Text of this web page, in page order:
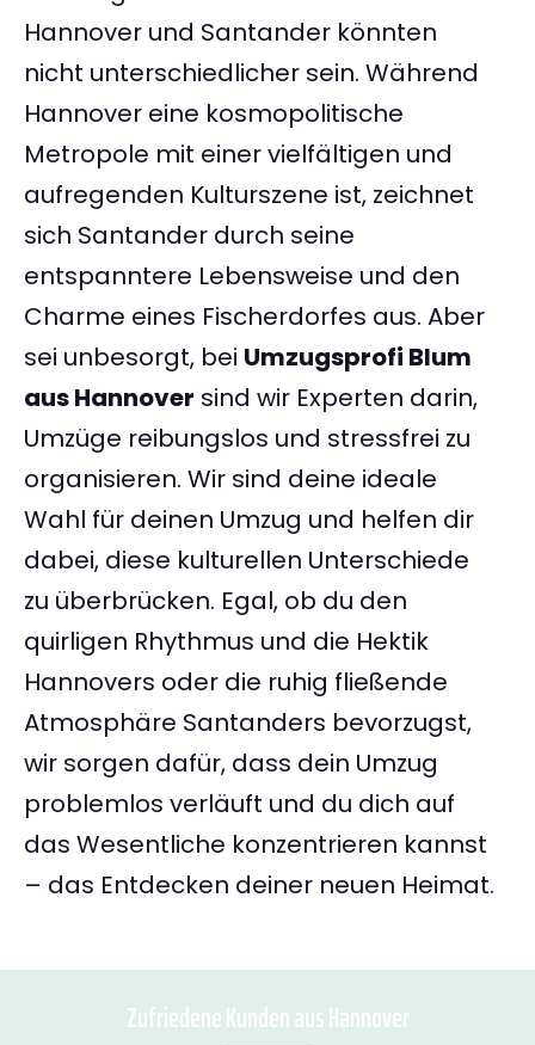
Hannover und Santander könnten
nicht unterschiedlicher sein. Während
Hannover eine kosmopolitische
Metropole mit einer vielfältigen und
aufregenden Kulturszene ist, zeichnet
sich Santander durch seine
entspanntere Lebensweise und den
Charme eines Fischerdorfes aus. Aber
sei unbesorgt, bei Umzugsprofi Blum
aus Hannover sind wir Experten darin,
Umzüge reibungslos und stressfrei zu
organisieren. Wir sind deine ideale
Wahl für deinen Umzug und helfen dir
dabei, diese kulturellen Unterschiede
zu überbrücken. Egal, ob du den
quirligen Rhythmus und die Hektik
Hannovers oder die ruhig fließende
Atmosphäre Santanders bevorzugst,
wir sorgen dafür, dass dein Umzug
problemlos verläuft und du dich auf
das Wesentliche konzentrieren kannst
– das Entdecken deiner neuen Heimat.
Zufriedene Kunden aus Hannover